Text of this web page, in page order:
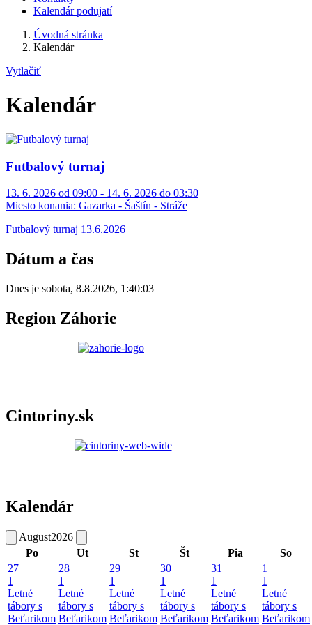
Kalendár podujatí
Úvodná stránka
Kalendár
Vytlačiť
Kalendár
Futbalový turnaj
13. 6. 2026 od 09:00 - 14. 6. 2026 do 03:30
Miesto konania: Gazarka - Šaštín - Stráže
Futbalový turnaj 13.6.2026
Dátum a čas
Dnes je sobota, 8.8.2026, 1:40:03
Region Záhorie
Cintoriny.sk
Kalendár
August2026
Po
Ut St Št Pia
So
27
1
Letné
tábory s
Beťarikom
28
1
Letné
tábory s
Beťarikom
29
1
Letné
tábory s
Beťarikom
30
1
Letné
tábory s
Beťarikom
31
1
Letné
tábory s
Beťarikom
1
1
Letné
tábory s
Beťarikom